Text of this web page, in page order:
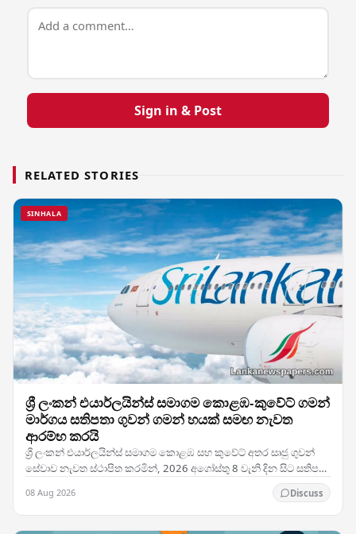
Sign in & Post
RELATED STORIES
SINHALA
ශ්‍රී ලංකන් එයාර්ලයින්ස් සමාගම කොළඹ-කුවේට් ගමන්
මාර්ගය සතිපතා ගුවන් ගමන් හයක් සමඟ නැවත
ආරම්භ කරයි
ශ්‍රී ලංකන් එයාර්ලයින්ස් සමාගම කොළඹ සහ කුවේට් අතර සෘජු ගුවන්
සේවාව නැවත ස්ථාපිත කරමින්, 2026 අගෝස්තු 8 වැනි දින සිට සතිපතා
08 Aug 2026 Discuss